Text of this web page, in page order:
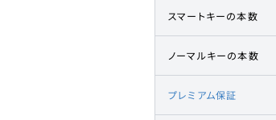
スマートキーの本数
ノーマルキーの本数
プレミアム保証